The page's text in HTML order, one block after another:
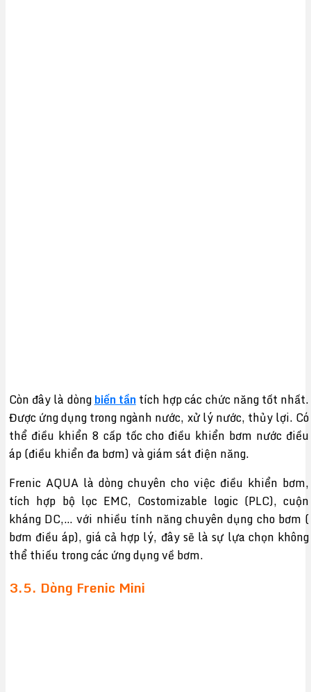
Còn đây là dòngbiến tầntích hợp các chức năng tốt nhất.
Được ứng dụng trong ngành nước, xử lý nước, thủy lợi. Có
thể điều khiển 8 cấp tốc cho điều khiển bơm nước điều
áp (điều khiển đa bơm) và giám sát điện năng.
Frenic AQUA là dòng chuyên cho việc điều khiển bơm,
tích hợp bộ lọc EMC, Costomizable logic (PLC), cuộn
kháng DC,… với nhiều tính năng chuyên dụng cho bơm (
bơm điều áp), giá cả hợp lý, đây sẽ là sự lựa chọn không
thể thiếu trong các ứng dụng về bơm.
3.5. Dòng Frenic Mini